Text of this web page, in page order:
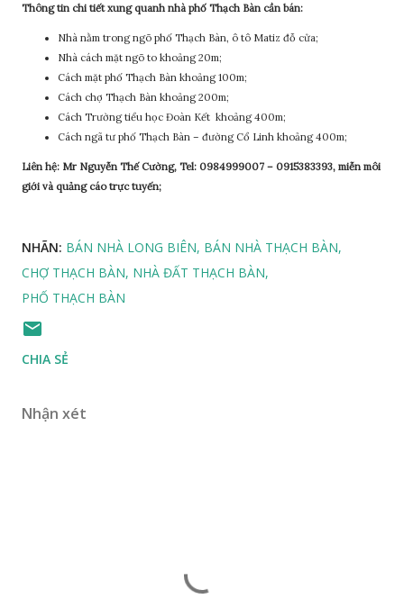
Thông tin chi tiết xung quanh nhà phố Thạch Bàn cần bán:
Nhà nằm trong ngõ phố Thạch Bàn, ô tô Matiz đỗ cửa;
Nhà cách mặt ngõ to khoảng 20m;
Cách mặt phố Thạch Bàn khoảng 100m;
Cách chợ Thạch Bàn khoảng 200m;
Cách Trường tiểu học Đoàn Kết khoảng 400m;
Cách ngã tư phố Thạch Bàn – đường Cổ Linh khoảng 400m;
Liên hệ: Mr Nguyễn Thế Cường, Tel: 0984999007 – 0915383393, miễn môi
giới và quảng cáo trực tuyến;
NHÃN: BÁN NHÀ LONG BIÊN BÁN NHÀ THẠCH BÀN
CHỢ THẠCH BÀN NHÀ ĐẤT THẠCH BÀN
PHỐ THẠCH BÀN
CHIA SẺ
Nhận xét